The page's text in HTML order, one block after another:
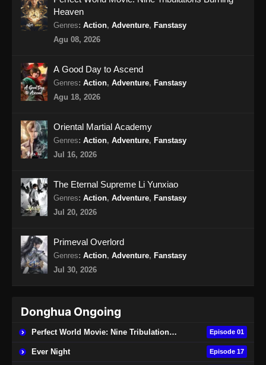
Heaven
Genres: Action, Adventure, Fanstasy
Agu 08, 2026
A Good Day to Ascend
Genres: Action, Adventure, Fanstasy
Agu 18, 2026
Oriental Martial Academy
Genres: Action, Adventure, Fanstasy
Jul 16, 2026
The Eternal Supreme Li Yunxiao
Genres: Action, Adventure, Fanstasy
Jul 20, 2026
Primeval Overlord
Genres: Action, Adventure, Fanstasy
Jul 30, 2026
Donghua Ongoing
Perfect World Movie: Nine Tribulations Burning Heaven Episode 01
Ever Night Episode 17